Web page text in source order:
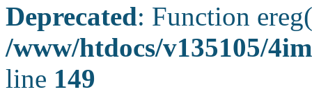
Deprecated: Function
/www/htdocs/v135105/
line 149